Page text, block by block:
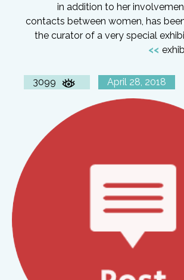
in addition to her
contacts between women, has
the curator of a very special
April 28, 2018
3099